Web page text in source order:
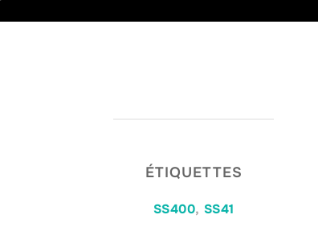
ÉTIQUETTES
SS400, SS41